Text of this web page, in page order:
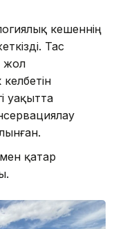
кешеннің
Тас
жол
уақытта
қатар